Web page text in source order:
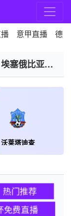
意甲直播 德
埃塞俄比亚保
沃莱塔迪查
热门推荐
免费直播